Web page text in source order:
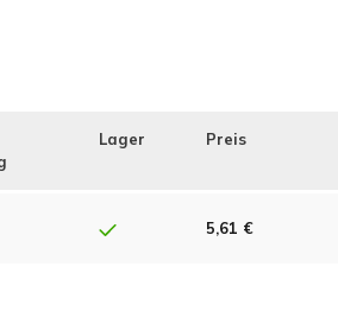
Lager Preis
5,61 €